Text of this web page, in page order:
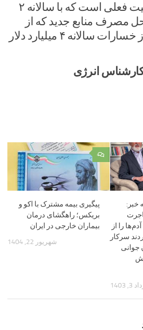
موارد فوق وضعیت فعلی است که با سالانه ۲
مصرف منابع جدید که از
محل پیشگیری از خسارات سالانه ۴ میلیارد دلار
انرژی
۰
پیگیری بیمه مشترک با اکو و
بریکس؛ راهگشای درمان
بیماران خارجی در ایران
شهریور 22, 1404
خبر:
را از
سرکار
جوانی
1403